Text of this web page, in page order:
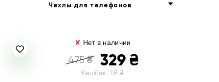
✘ Нет в наличии
475₴ 329 ₴
Кешбэк: 16 ₴
Чехлы для телефонов